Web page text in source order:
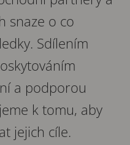
snaze o co
Sdílením
a podporou
k tomu, aby
jejich cíle.